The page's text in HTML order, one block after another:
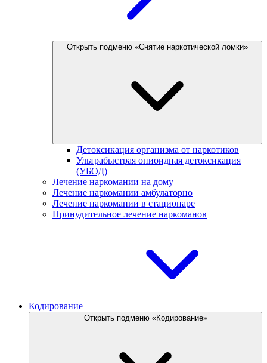
Открыть подменю «Снятие наркотической ломки»
Детоксикация организма от наркотиков
Ультрабыстрая опиоидная детоксикация
(УБОД)
Лечение наркомании на дому
Лечение наркомании амбулаторно
Лечение наркомании в стационаре
Принудительное лечение наркоманов
Кодирование
Открыть подменю «Кодирование»